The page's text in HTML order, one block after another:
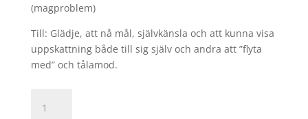
(magproblem)
Till: Glädje, att nå mål, självkänsla och att kunna visa
uppskattning både till sig själv och andra att ”flyta
med” och tålamod.
mängd